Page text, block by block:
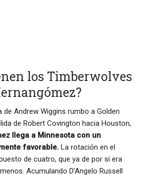
los Timberwolves
de Andrew Wiggins rumbo a Golden
de Robert Covington hacia Houston,
llega a Minnesota con un
favorable. La rotación en el
de cuatro, que ya de por sí era
Acumulando D’Angelo Russell